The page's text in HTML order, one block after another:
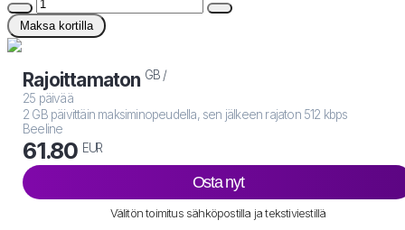
Maksa kortilla
Rajoittamaton GB /
25 päivää
2 GB päivittäin maksiminopeudella, sen jälkeen rajaton 512 kbps
Beeline
61.80 EUR
Osta nyt
Välitön toimitus sähköpostilla ja tekstiviestillä